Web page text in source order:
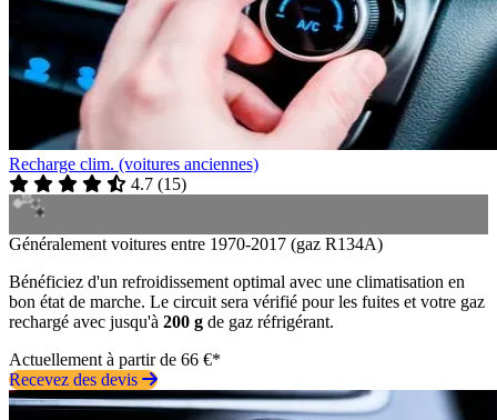
Recharge clim. (voitures anciennes)
4.7 (15)
Généralement voitures entre 1970-2017 (gaz R134A)
Bénéficiez d'un refroidissement optimal avec une climatisation en
bon état de marche. Le circuit sera vérifié pour les fuites et votre gaz
rechargé avec jusqu'à 200 g de gaz réfrigérant.
Actuellement à partir de 66 €*
Recevez des devis